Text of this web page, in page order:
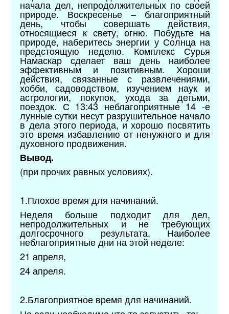
начала дел, непродолжительных по своей
природе. Воскресенье – благоприятный
день, чтобы совершать действия,
относящиеся к свету, огню. Побудьте на
природе, наберитесь энергии у Солнца на
предстоящую неделю. Комплекс Сурья
Намаскар сделает ваш день наиболее
эффективным и позитивным. Хороши
действия, связанные с развлечениями,
хобби, садоводством, изучением наук и
астрологии, покупок, ухода за детьми,
поездок. С 13:43 неблагоприятные 14 -е
лунные сутки несут разрушительное начало
в дела этого периода, и хорошо посвятить
это время избавлению от ненужного и для
духовного продвижения.
Вывод.
(при прочих равных условиях).
1.Плохое время для начинаний.
Неделя больше подходит для дел,
непродолжительных и не требующих
долгосрочного результата. Наиболее
неблагоприятные дни на этой неделе:
21 апреля,
24 апреля.
2.Благоприятное время для начинаний.